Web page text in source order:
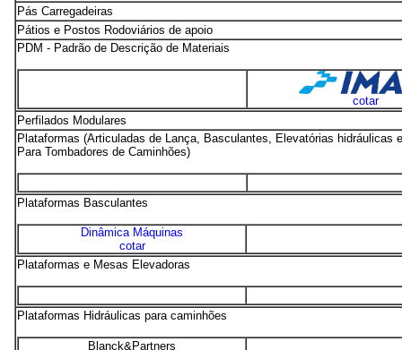
Pás Carregadeiras
Pátios e Postos Rodoviários de apoio
PDM - Padrão de Descrição de Materiais
cotar
Perfilados Modulares
Plataformas (Articuladas de Lança, Basculantes, Elevatórias
Para Tombadores de Caminhões)
Plataformas Basculantes
Dinâmica Máquinas
cotar
Plataformas e Mesas Elevadoras
Plataformas Hidráulicas para caminhões
Blanck&Partners